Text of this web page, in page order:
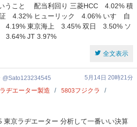
うこと 配当利回り 三菱HCC 4.02% 積
4.32% ヒューリック 4.06% いすゞ自
4.19% 東京海上 3.45% 双日 3.50% ソ
JT 3.97%
全文表示
Sato123234545
5月14日 20時21分
ヂエーター製造 5803フジクラ
京ラヂエーター 分析して一番いい決算